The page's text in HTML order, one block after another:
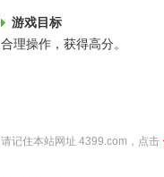
游戏目标
合理操作，获得高分。
请记住本站网址 4399.com ，点击